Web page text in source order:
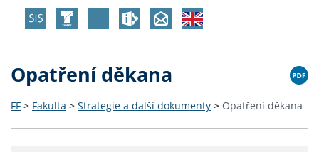
Opatření děkana
FF > Fakulta > Strategie a další dokumenty > Opatření děkana